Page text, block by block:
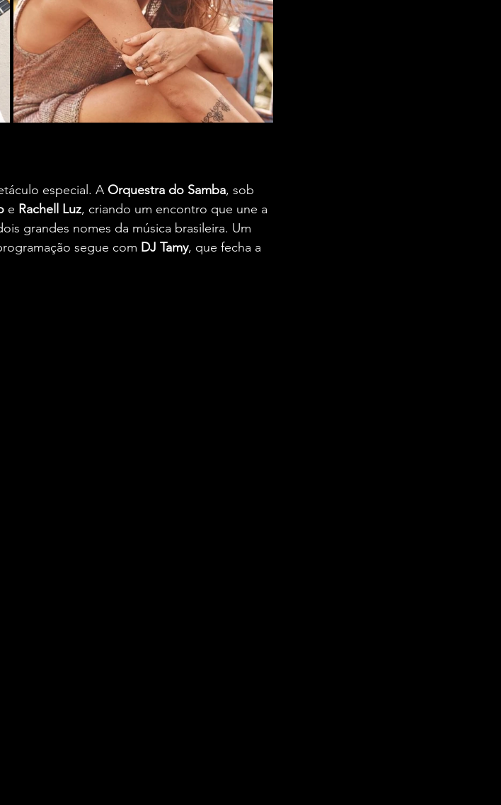
especial. A Orquestra do Samba, sob
e Rachell Luz, criando um encontro que une a
grandes nomes da música brasileira. Um
segue com DJ Tamy, que fecha a